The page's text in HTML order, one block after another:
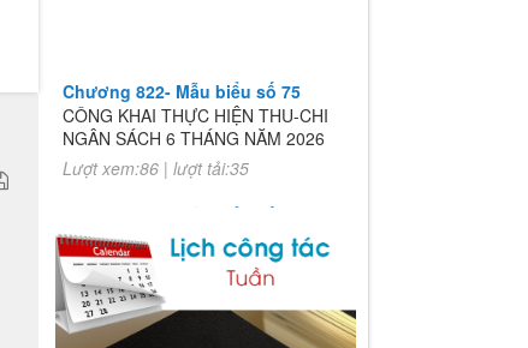
CÔNG KHAI THỰC HIỆN THU-CHI
NGÂN SÁCH 6 THÁNG NĂM 2026
Lượt xem:86 | lượt tải:35
NGÂN SÁCH 6 THÁNG NĂM 2026
Lượt xem:86 | lượt tải:35